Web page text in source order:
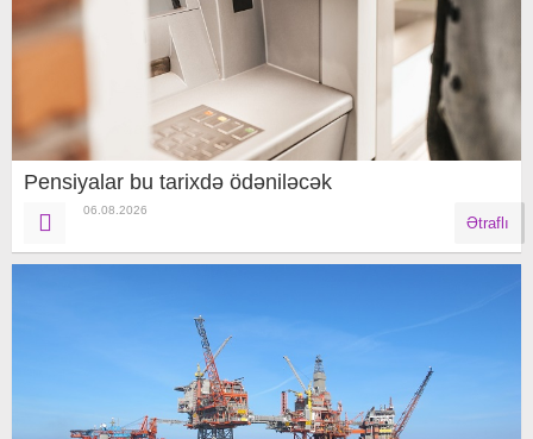
Pensiyalar bu tarixdə ödəniləcək
06.08.2026
Ətraflı